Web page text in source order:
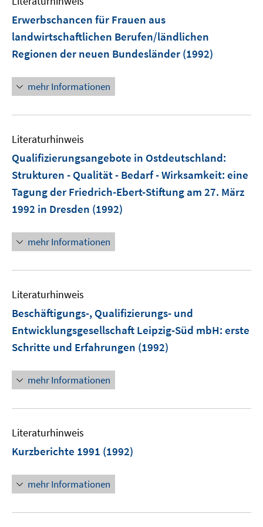
Erwerbschancen für Frauen aus
landwirtschaftlichen Berufen/ländlichen
Regionen der neuen Bundesländer (1992)
mehr Informationen
Literaturhinweis
Qualifizierungsangebote in Ostdeutschland:
Strukturen - Qualität - Bedarf - Wirksamkeit: eine
Tagung der Friedrich-Ebert-Stiftung am 27. März
1992 in Dresden (1992)
mehr Informationen
Literaturhinweis
Beschäftigungs-, Qualifizierungs- und
Entwicklungsgesellschaft Leipzig-Süd mbH: erste
Schritte und Erfahrungen (1992)
mehr Informationen
Literaturhinweis
Kurzberichte 1991 (1992)
mehr Informationen